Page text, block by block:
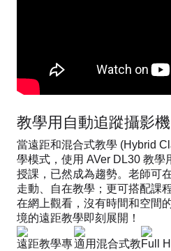
教學用自動追蹤攝影機
當遠距和混合式教學 (Hybrid
學模式，使用 AVer DL30 教學
授課，已然成為趨勢。老師可
走動、自在教學；更可搭配課
在網上觀看，沒有時間和空間
境的遠距教學即刻展開！
遠距教學專適用混合式教Full